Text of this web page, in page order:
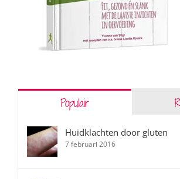
Populair
Huidklachten door gluten
7 februari 2016